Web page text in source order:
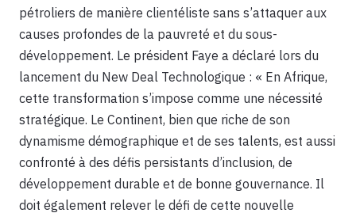
pétroliers de manière clientéliste sans s’attaquer aux
causes profondes de la pauvreté et du sous-
développement. Le président Faye a déclaré lors du
lancement du New Deal Technologique : « En Afrique,
cette transformation s’impose comme une nécessité
stratégique. Le Continent, bien que riche de son
dynamisme démographique et de ses talents, est aussi
confronté à des défis persistants d’inclusion, de
développement durable et de bonne gouvernance. Il
doit également relever le défi de cette nouvelle